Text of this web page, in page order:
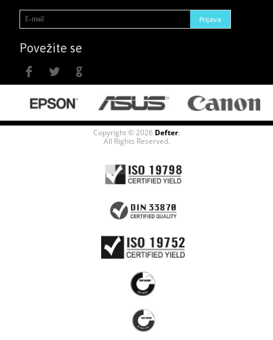
Povežite se
Copyright © 2026 Defter.
All Rights Reserved.